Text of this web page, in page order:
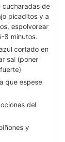
cucharadas de
picaditos y a
espolvorear
8 minutos.
cortado en
sal (poner
que espese
del
y